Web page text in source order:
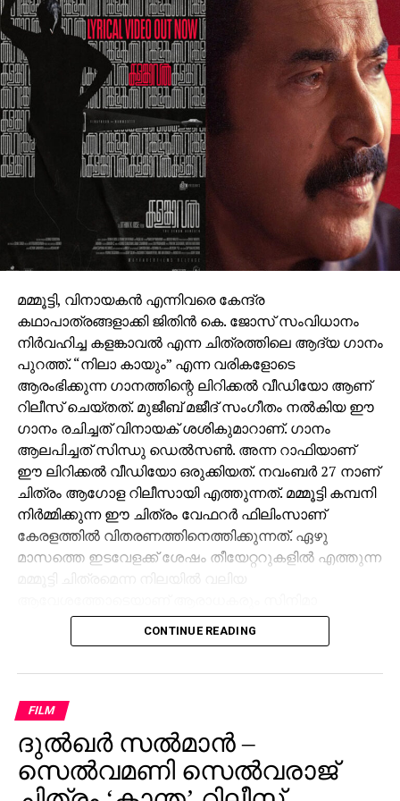
അതേസമയം, ബാഹുബലി ഒന്നും രണ്ടും ഭാഗങ്ങളും
ചേര്‍ത്ത ‘ദി എപ്പിക്ക്’ തിയറ്ററുകളില്‍ ആവേശം
സൃഷ്ടിച്ചുകൊണ്ടിരിക്കുകയാണ്.
മമ്മൂട്ടി, വിനായകൻ എന്നിവരെ കേന്ദ്ര
കഥാപാത്രങ്ങളാക്കി ജിതിൻ കെ. ജോസ് സംവിധാനം
നിർവഹിച്ച കളങ്കാവൽ എന്ന ചിത്രത്തിലെ ആദ്യ ഗാനം
പുറത്ത്. “നിലാ കായും” എന്ന വരികളോടെ
ആരംഭിക്കുന്ന ഗാനത്തിന്റെ ലിറിക്കൽ വീഡിയോ ആണ്
റിലീസ് ചെയ്തത്. മുജീബ് മജീദ് സംഗീതം നൽകിയ ഈ
ഗാനം രചിച്ചത് വിനായക് ശശികുമാറാണ്. ഗാനം
ആലപിച്ചത് സിന്ധു ഡെൽസൺ. അന്ന റാഫിയാണ്
ഈ ലിറിക്കൽ വീഡിയോ ഒരുക്കിയത്. നവംബർ 27 നാണ്
ചിത്രം ആഗോള റിലീസായി എത്തുന്നത്. മമ്മൂട്ടി കമ്പനി
നിർമ്മിക്കുന്ന ഈ ചിത്രം വേഫറർ ഫിലിംസാണ്
കേരളത്തിൽ വിതരണത്തിനെത്തിക്കുന്നത്. ഏഴു
മാസത്തെ ഇടവേളക്ക് ശേഷം തീയേറ്ററുകളിൽ എത്തുന്ന
പ്രേമികളും കളങ്കാവൽ കാത്തിരിക്കുന്നത്. ജിഷ്ണു
ശ്രീകുമാറും ജിതിൻ കെ ജോസും ചേർന്ന് തിരക്കഥ
ചിത്രത്തിന്റെ ട്രെയ്‌ലർ ഉടൻ പുറത്തു വരുമെന്നാണ്
സൂചന. ഒരു ക്രൈം ഡ്രാമയായി ഒരുക്കിയ
ചിത്രത്തിന്റെ ടീസറിന്, വമ്പൻ പ്രേക്ഷക
പ്രതികരണമാണ് സമൂഹ മാധ്യമങ്ങളിൽ നിന്ന് ലഭിച്ചത്.
CONTINUE READING
FILM
ദുല്‍ഖര്‍ സല്‍മാന്‍ –
സെല്‍വമണി സെല്‍വരാജ്